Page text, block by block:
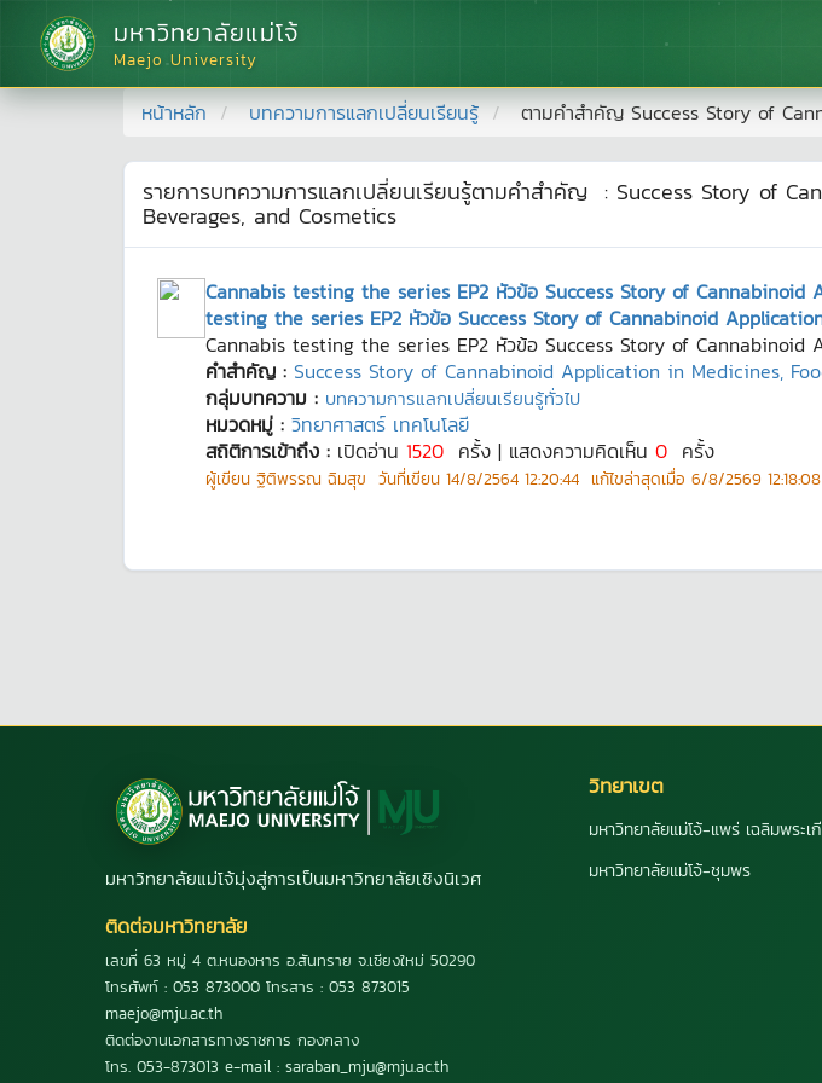
มหาวิทยาลัยแม่โจ้
Maejo University
หน้าหลัก บทความการแลกเปลี่ยนเรียนรู้ ตามคำสำคัญ Success Story of
รายการบทความการแลกเปลี่ยนเรียนรู้ตามคำสำคัญ : Success Story of
Beverages, and Cosmetics
Cannabis testing the series EP2 หัวข้อ Success Story of Cannabinoid
testing the series EP2 หัวข้อ Success Story of Cannabinoid
Cannabis testing the series EP2 หัวข้อ Success Story of Cannabinoid
คำสำคัญ : Success Story of Cannabinoid Application in Medicines,
กลุ่มบทความ : บทความการแลกเปลี่ยนเรียนรู้ทั่วไป
หมวดหมู่ : วิทยาศาสตร์ เทคโนโลยี
สถิติการเข้าถึง : เปิดอ่าน 1520 ครั้ง | แสดงความคิดเห็น 0 ครั้ง
ผู้เขียน ฐิติพรรณ ฉิมสุข วันที่เขียน 14/8/2564 12:20:44 แก้ไขล่าสุดเมื่อ 6/8/2569 12:18:08
มหาวิทยาลัยแม่โจ้มุ่งสู่การเป็นมหาวิทยาลัยเชิงนิเวศ
ติดต่อมหาวิทยาลัย
เลขที่ 63 หมู่ 4 ต.หนองหาร อ.สันทราย จ.เชียงใหม่ 50290
โทรศัพท์ : 053 873000 โทรสาร : 053 873015
maejo@mju.ac.th
ติดต่องานเอกสารทางราชการ กองกลาง
โทร. 053-873013 e-mail : saraban_mju@mju.ac.th
วิทยาเขต
มหาวิทยาลัยแม่โจ้-แพร่ เฉลิมพระเ
มหาวิทยาลัยแม่โจ้-ชุมพร